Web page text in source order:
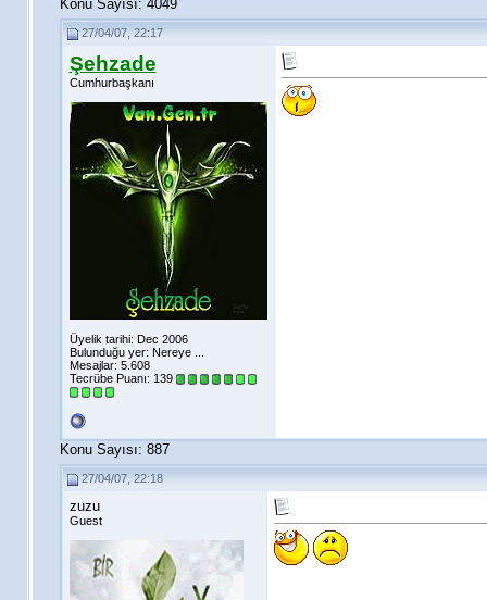
Konu Sayısı: 4049
27/04/07, 22:17
Şehzade
Cumhurbaşkanı
Üyelik tarihi: Dec 2006
Bulunduğu yer: Nereye ...
Mesajlar: 5.608
Tecrübe Puanı: 139
Konu Sayısı: 887
27/04/07, 22:18
zuzu
Guest